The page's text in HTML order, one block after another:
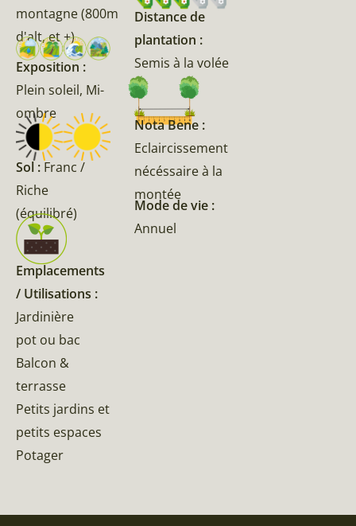
montagne (800m
d'alt, et +)
Exposition :
Plein soleil, Mi-
ombre
Sol : Franc /
Riche
(équilibré)
Emplacements
/ Utilisations :
Jardinière
pot ou bac
Balcon &
terrasse
Petits jardins et
petits espaces
Potager
Distance de
plantation :
Semis à la volée
Nota Bene :
Eclaircissement
nécéssaire à la
montée
Mode de vie :
Annuel